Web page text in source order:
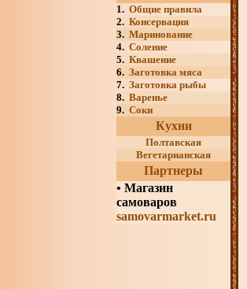
1. Общие правила
2. Консервация
3. Маринование
4. Соление
5. Квашение
6. Заготовка мяса
7. Заготовка рыбы
8. Варенье
9. Соки
Кухни
Полтавская
Вегетарианская
Партнеры
• Магазин
самоваров
samovarmarket.ru